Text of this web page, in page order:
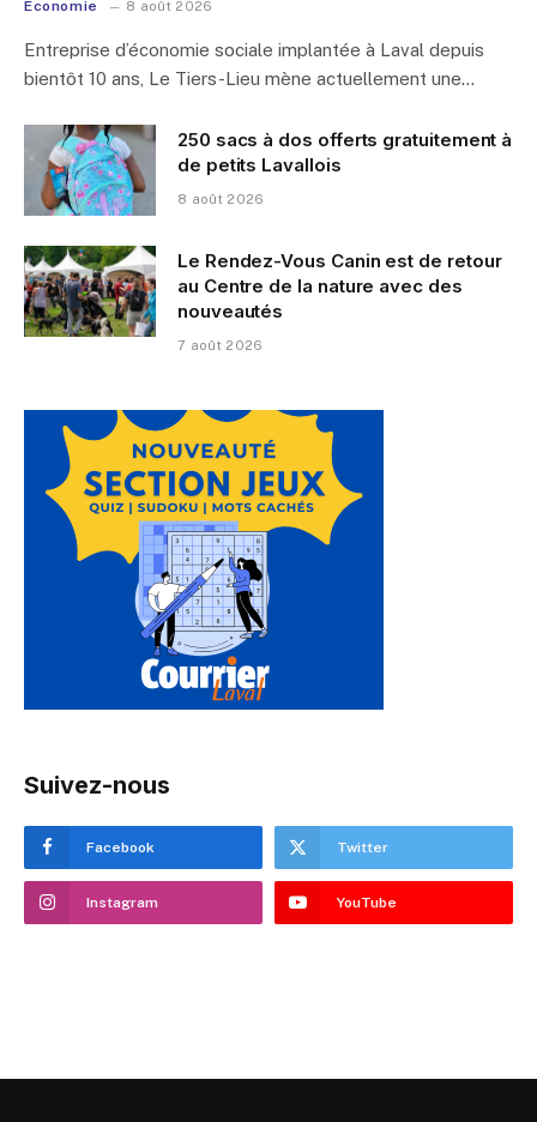
Économie 8 août 2026
Entreprise d’économie sociale implantée à Laval depuis
bientôt 10 ans, Le Tiers-Lieu mène actuellement une…
250 sacs à dos offerts gratuitement à
de petits Lavallois
8 août 2026
Le Rendez-Vous Canin est de retour
au Centre de la nature avec des
nouveautés
7 août 2026
Suivez-nous
Facebook Twitter
Instagram YouTube